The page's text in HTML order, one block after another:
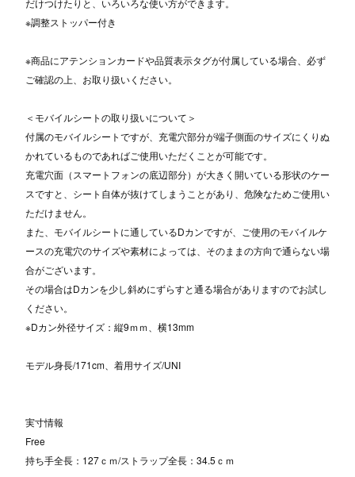
だけつけたりと、いろいろな使い方ができます。
※調整ストッパー付き
※商品にアテンションカードや品質表示タグが付属している場合、必ず
ご確認の上、お取り扱いください。
＜モバイルシートの取り扱いについて＞
付属のモバイルシートですが、充電穴部分が端子側面のサイズにくりぬ
かれているものであればご使用いただくことが可能です。
充電穴面（スマートフォンの底辺部分）が大きく開いている形状のケー
スですと、シート自体が抜けてしまうことがあり、危険なためご使用い
ただけません。
また、モバイルシートに通しているDカンですが、ご使用のモバイルケ
ースの充電穴のサイズや素材によっては、そのままの方向で通らない場
合がございます。
その場合はDカンを少し斜めにずらすと通る場合がありますのでお試し
ください。
※Dカン外径サイズ：縦9ｍｍ、横13mm
モデル身長/171cm、着用サイズ/UNI
実寸情報
Free
持ち手全長：127ｃｍ/ストラップ全長：34.5ｃｍ